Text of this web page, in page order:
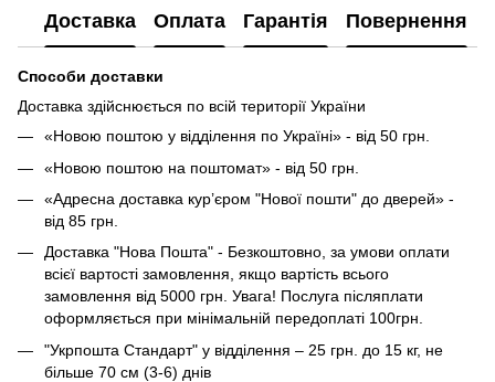
Доставка Оплата Гарантія Повернення
Способи доставки
Доставка здійснюється по всій території України
«Новою поштою у відділення по Україні» - від 50 грн.
«Новою поштою на поштомат» - від 50 грн.
«Адресна доставка кур’єром "Нової пошти" до дверей» -
від 85 грн.
Доставка "Нова Пошта" - Безкоштовно, за умови оплати
всієї вартості замовлення, якщо вартість всього
замовлення від 5000 грн. Увага! Послуга післяплати
оформляється при мінімальній передоплаті 100грн.
"Укрпошта Стандарт" у відділення – 25 грн. до 15 кг, не
більше 70 см (3-6) днів